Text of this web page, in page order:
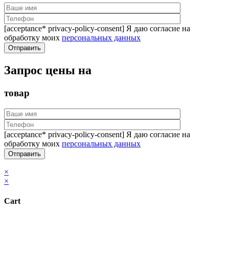
[acceptance* privacy-policy-consent] Я даю согласие на
обработку моих персональных данных
Запрос цены на
товар
[acceptance* privacy-policy-consent] Я даю согласие на
обработку моих персональных данных
×
×
Cart